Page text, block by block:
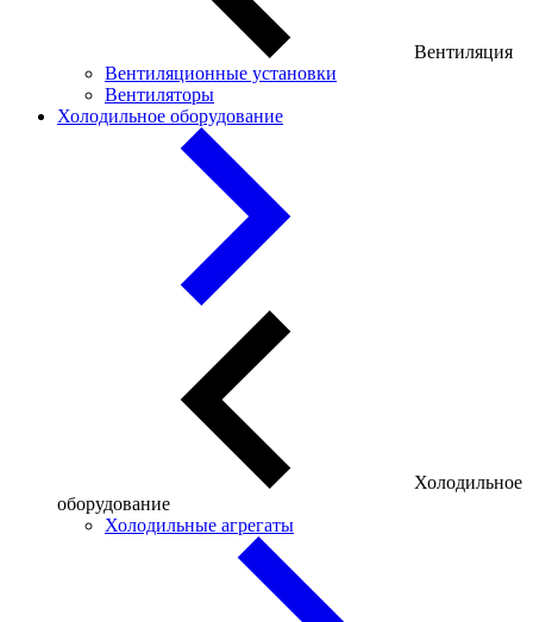
Вентиляция
Вентиляционные установки
Вентиляторы
Холодильное оборудование
Холодильное
оборудование
Холодильные агрегаты